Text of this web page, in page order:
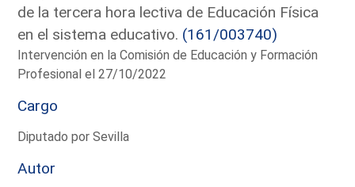
de la tercera hora lectiva de Educación Física
en el sistema educativo. (161/003740)
Intervención en la Comisión de Educación y Formación
Profesional el 27/10/2022
Cargo
Diputado por Sevilla
Autor